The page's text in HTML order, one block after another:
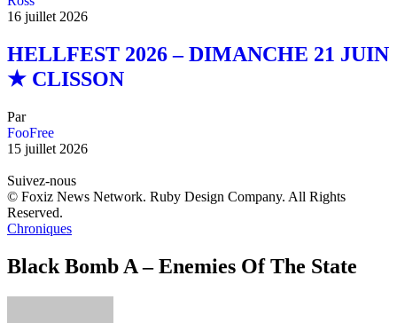
16 juillet 2026
HELLFEST 2026 – DIMANCHE 21 JUIN
★ CLISSON
Par
FooFree
15 juillet 2026
Suivez-nous
© Foxiz News Network. Ruby Design Company. All Rights
Reserved.
Chroniques
Black Bomb A – Enemies Of The State